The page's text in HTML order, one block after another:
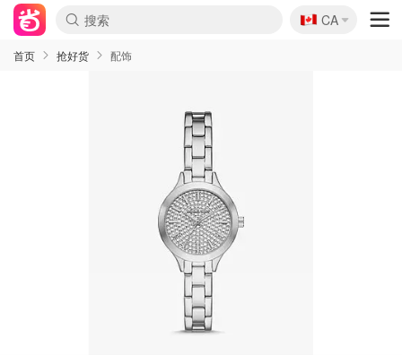
🇨🇦
CA
首页 抢好货 配饰